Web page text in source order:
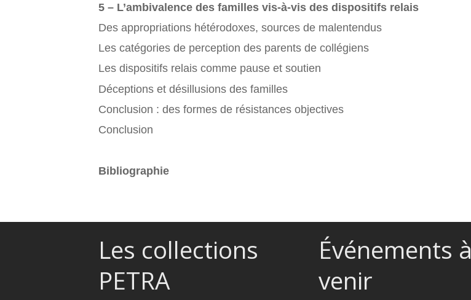
5 – L’ambivalence des familles vis-à-vis des dispositifs relais
Des appropriations hétérodoxes, sources de malentendus
Les catégories de perception des parents de collégiens
Les dispositifs relais comme pause et soutien
Déceptions et désillusions des familles
Conclusion : des formes de résistances objectives
Conclusion
Bibliographie
Les collections
PETRA
Événements à
venir